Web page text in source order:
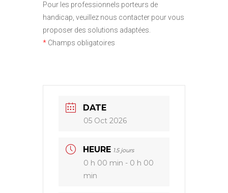
Pour les professionnels porteurs de
handicap, veuillez nous contacter pour vous
proposer des solutions adaptées.
* Champs obligatoires
DATE
05 Oct 2026
HEURE 1.5 jours
0 h 00 min - 0 h 00
min